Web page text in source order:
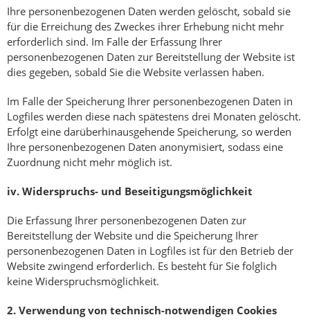
Ihre personenbezogenen Daten werden gelöscht, sobald sie
für die Erreichung des Zweckes ihrer Erhebung nicht mehr
erforderlich sind. Im Falle der Erfassung Ihrer
personenbezogenen Daten zur Bereitstellung der Website ist
dies gegeben, sobald Sie die Website verlassen haben.
Im Falle der Speicherung Ihrer personenbezogenen Daten in
Logfiles werden diese nach spätestens drei Monaten gelöscht.
Erfolgt eine darüberhinausgehende Speicherung, so werden
Ihre personenbezogenen Daten anonymisiert, sodass eine
Zuordnung nicht mehr möglich ist.
iv. Widerspruchs- und Beseitigungsmöglichkeit
Die Erfassung Ihrer personenbezogenen Daten zur
Bereitstellung der Website und die Speicherung Ihrer
personenbezogenen Daten in Logfiles ist für den Betrieb der
Website zwingend erforderlich. Es besteht für Sie folglich
keine Widerspruchsmöglichkeit.
2. Verwendung von technisch-notwendigen Cookies